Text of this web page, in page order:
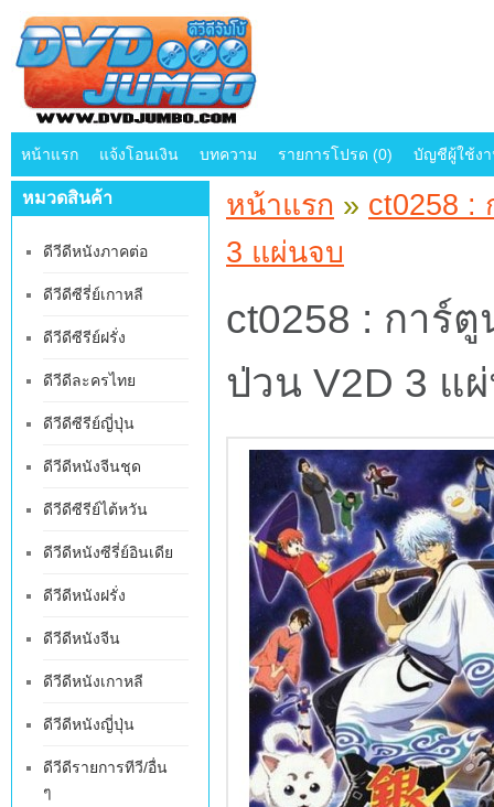
หน้าแรก แจ้งโอนเงิน บทความ รายการโปรด (0) บัญชีผู้ใช้ง
หมวดสินค้า
ดีวีดีหนังภาคต่อ
ดีวีดีซีรี่ย์เกาหลี
ดีวีดีซีรีย์ฝรั่ง
ดีวีดีละครไทย
ดีวีดีซีรีย์ญี่ปุ่น
ดีวีดีหนังจีนชุด
ดีวีดีซีรีย์ไต้หวัน
ดีวีดีหนังซีรี่ย์อินเดีย
ดีวีดีหนังฝรั่ง
ดีวีดีหนังจีน
ดีวีดีหนังเกาหลี
ดีวีดีหนังญี่ปุ่น
ดีวีดีรายการทีวี/อื่น
ๆ
หน้าแรก » ct0258 :
3 แผ่นจบ
ct0258 : การ์
ป่วน V2D 3 แ